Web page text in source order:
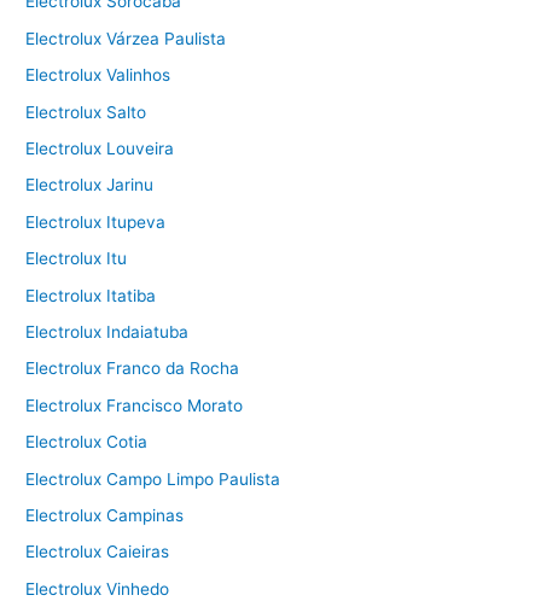
Electrolux Várzea Paulista
Electrolux Valinhos
Electrolux Salto
Electrolux Louveira
Electrolux Jarinu
Electrolux Itupeva
Electrolux Itu
Electrolux Itatiba
Electrolux Indaiatuba
Electrolux Franco da Rocha
Electrolux Francisco Morato
Electrolux Cotia
Electrolux Campo Limpo Paulista
Electrolux Campinas
Electrolux Caieiras
Electrolux Vinhedo